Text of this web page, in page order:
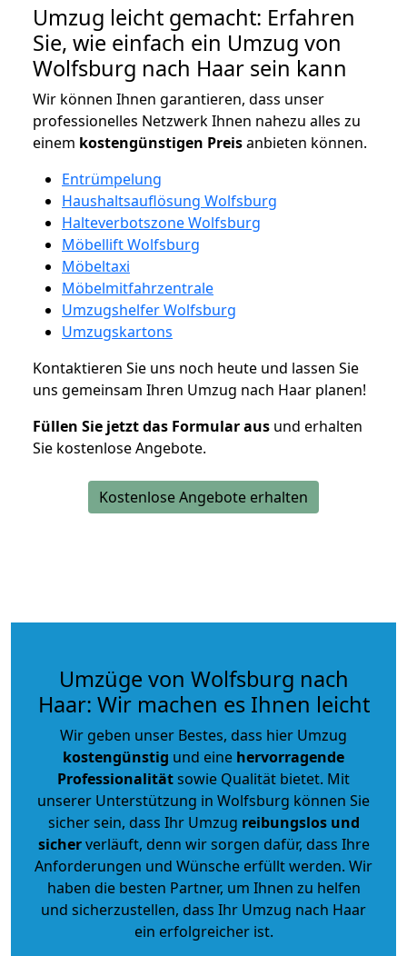
Umzug leicht gemacht: Erfahren
Sie, wie einfach ein Umzug von
Wolfsburg nach Haar sein kann
Wir können Ihnen garantieren, dass unser
professionelles Netzwerk Ihnen nahezu alles zu
einem kostengünstigen Preisanbieten können.
Entrümpelung
Haushaltsauflösung Wolfsburg
Halteverbotszone Wolfsburg
Möbellift Wolfsburg
Möbeltaxi
Möbelmitfahrzentrale
Umzugshelfer Wolfsburg
Umzugskartons
Kontaktieren Sie uns noch heute und lassen Sie
uns gemeinsam Ihren Umzug nach Haar planen!
Füllen Sie jetzt das Formular aus und erhalten
Sie kostenlose Angebote.
Kostenlose Angebote erhalten
Umzüge von Wolfsburg nach
Haar: Wir machen es Ihnen leicht
Wir geben unser Bestes, dass hier Umzug
kostengünstig und eine hervorragende
Professionalitätsowie Qualität bietet. Mit
unserer Unterstützung in Wolfsburg können Sie
sicher sein, dass Ihr Umzug reibungslos und
sicherverläuft, denn wir sorgen dafür, dass Ihre
Anforderungen und Wünsche erfüllt werden. Wir
haben die besten Partner, um Ihnen zu helfen
und sicherzustellen, dass Ihr Umzug nach Haar
ein erfolgreicher ist.